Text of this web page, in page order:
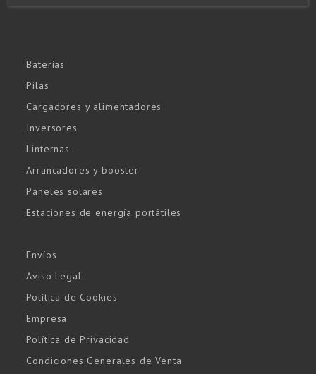
Baterías
Pilas
Cargadores y alimentadores
Inversores
Linternas
Arrancadores y booster
Paneles solares
Estaciones de energía portátiles
Envíos
Aviso Legal
Política de Cookies
Empresa
Política de Privacidad
Condiciones Generales de Venta